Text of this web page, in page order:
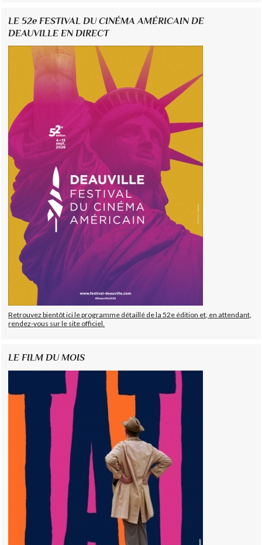
LE 52e FESTIVAL DU CINÉMA AMÉRICAIN DE
DEAUVILLE EN DIRECT
Retrouvez bientôt ici le programme détaillé de la 52e édition et, en attendant,
rendez-vous sur le site officiel.
LE FILM DU MOIS